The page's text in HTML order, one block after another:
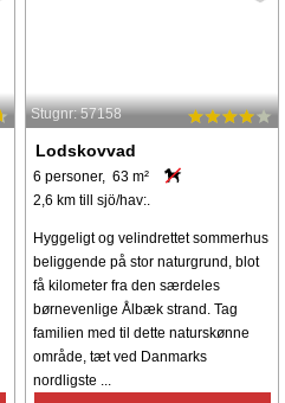
Stugnr: 57158
Lodskovvad
6 personer, 63 m²
2,6 km till sjö/hav:.
Hyggeligt og velindrettet sommerhus
beliggende på stor naturgrund, blot
få kilometer fra den særdeles
børnevenlige Ålbæk strand. Tag
familien med til dette naturskønne
område, tæt ved Danmarks
nordligste ...